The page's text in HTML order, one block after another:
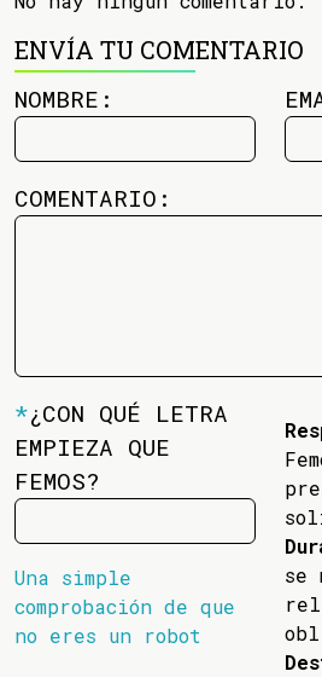
ENVÍA TU COMENTARIO
NOMBRE:
COMENTARIO:
*¿CON QUÉ LETRA
EMPIEZA QUE
FEMOS?
Una simple
comprobación de que
no eres un robot
se